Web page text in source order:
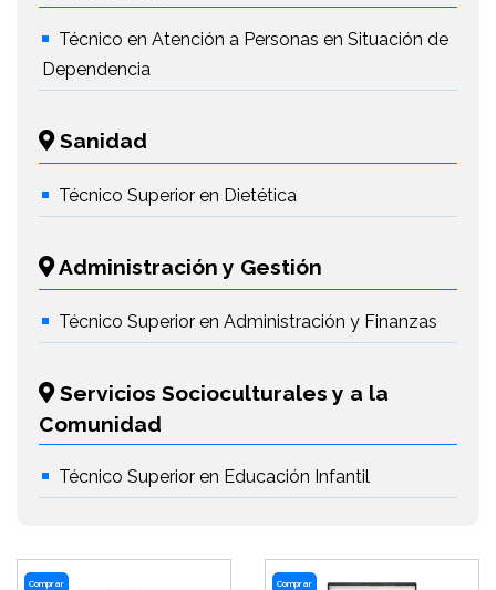
Técnico en Atención a Personas en Situación de
Dependencia
Sanidad
Técnico Superior en Dietética
Administración y Gestión
Técnico Superior en Administración y Finanzas
Servicios Socioculturales y a la
Comunidad
Técnico Superior en Educación Infantil
Comprar Comprar